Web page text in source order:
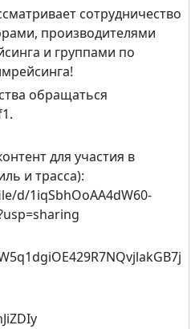
сотрудничество
производителями
и группами по
обращаться
для участия в
и трасса):
d/1iqSbhOoAA4dW60-